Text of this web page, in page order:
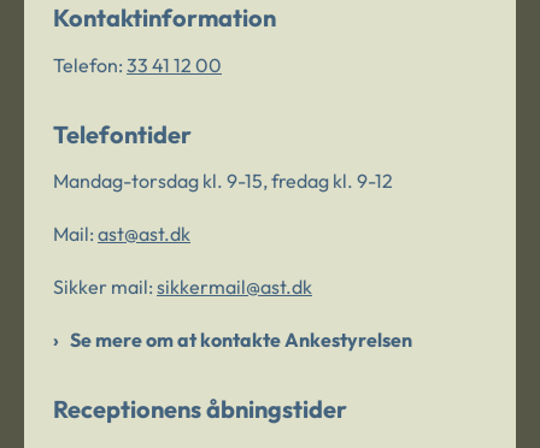
Kontaktinformation
Telefon: 33 41 12 00
Telefontider
Mandag-torsdag kl. 9-15, fredag kl. 9-12
Mail: ast@ast.dk
Sikker mail: sikkermail@ast.dk
Se mere om at kontakte Ankestyrelsen
Receptionens åbningstider